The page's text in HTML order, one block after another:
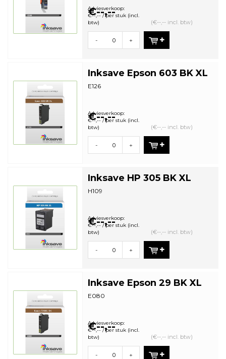
€--,--
Adviesverkoop:
€--,-- / per stuk (incl.
btw)
(€--,-- incl. btw)
- +
Inksave Epson 603 BK XL
E126
€--,--
Adviesverkoop:
€--,-- / per stuk (incl.
btw)
(€--,-- incl. btw)
- +
Inksave HP 305 BK XL
H109
€--,--
Adviesverkoop:
€--,-- / per stuk (incl.
btw)
(€--,-- incl. btw)
- +
Inksave Epson 29 BK XL
E080
€--,--
Adviesverkoop:
€--,-- / per stuk (incl.
btw)
(€--,-- incl. btw)
- +